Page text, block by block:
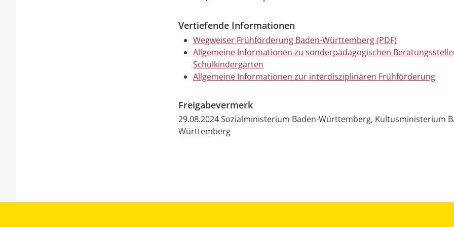
Vertiefende Informationen
Wegweiser Frühförderung Baden-Württemberg (PDF)
Allgemeine Informationen zu sonderpädagogischen
Schulkindergärten
Allgemeine Informationen zur interdisziplinären Frühförderung
Freigabevermerk
29.08.2024 Sozialministerium Baden-Württemberg, Kultusministerium
Württemberg